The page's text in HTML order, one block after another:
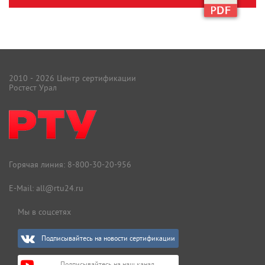
2010 - 2026 Центр сертификации
Ростест Урал
Горячая линия: 8-800-30-20-956
E-Mail: all@rtu24.ru
Мы в соцсетях
Подписывайтесь на новости сертификации